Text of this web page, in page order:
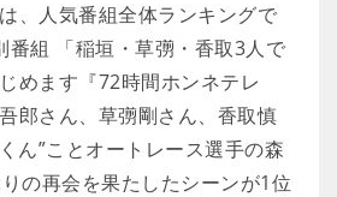
、人気番組全体ランキングで
番組 「稲垣・草彅・香取3人で
めます『72時間ホンネテレ
郎さん、草彅剛さん、香取慎
ん”ことオートレース選手の森
の再会を果たしたシーンが1位